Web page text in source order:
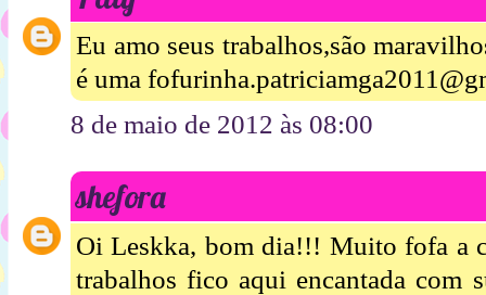
Eu amo seus trabalhos,são
é uma
8 de maio de 2012 às 08:00
shefora
Oi Leskka, bom dia!!! Muito fofa a
trabalhos fico aqui encantada com